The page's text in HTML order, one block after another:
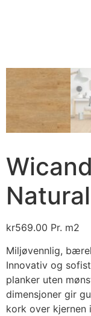
kr569.00 Pr. m2
Miljøvennlig,
Innovativ og
planker uten
dimensjoner gir
kork over